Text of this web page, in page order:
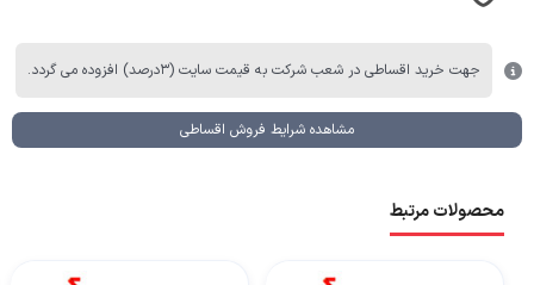
جهت خرید اقساطی در شعب شرکت به قیمت سایت (۳درصد) افزوده می گردد.
مشاهده شرایط فروش اقساطی
محصولات مرتبط